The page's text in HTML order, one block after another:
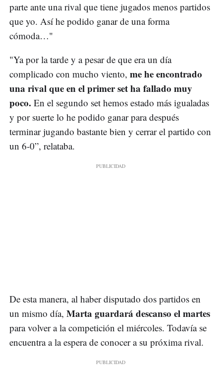
parte ante una rival que tiene jugados menos partidos
que yo. Así he podido ganar de una forma
cómoda…"
"Ya por la tarde y a pesar de que era un día
complicado con mucho viento, me he encontrado
una rival que en el primer set ha fallado muy
poco. En el segundo set hemos estado más igualadas
y por suerte lo he podido ganar para después
terminar jugando bastante bien y cerrar el partido con
un 6-0”, relataba.
De esta manera, al haber disputado dos partidos en
un mismo día, Marta guardará descanso el martes
para volver a la competición el miércoles. Todavía se
encuentra a la espera de conocer a su próxima rival.